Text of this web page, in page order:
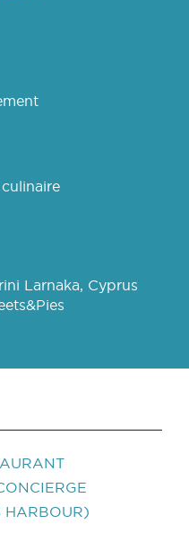
Larnaka, Cyprus
HARBOUR)